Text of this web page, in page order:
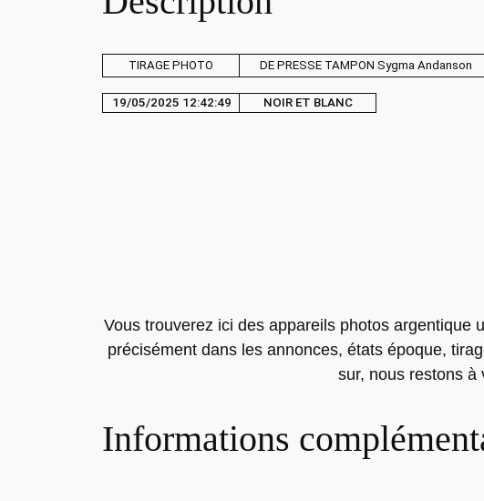
TIRAGE PHOTO DE PRESSE TAMPON Sygma Andanson
19/05/2025 12:42:49 NOIR ET BLANC
Vous trouverez ici des appareils photos argentique
précisément dans les annonces, états époque,
sur, nous restons à
Informations